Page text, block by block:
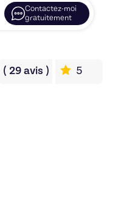
Contactez-moi
gratuitement
( 29avis ) 5